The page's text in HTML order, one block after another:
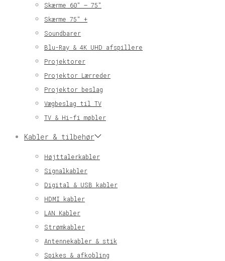
Skærme 60″ – 75″
Skærme 75″ +
Soundbarer
Blu-Ray & 4K UHD afspillere
Projektorer
Projektor Lærreder
Projektor beslag
Vægbeslag til TV
TV & Hi-fi møbler
Kabler & tilbehør
Højttalerkabler
Signalkabler
Digital & USB kabler
HDMI kabler
LAN Kabler
Strømkabler
Antennekabler & stik
Spikes & afkobling